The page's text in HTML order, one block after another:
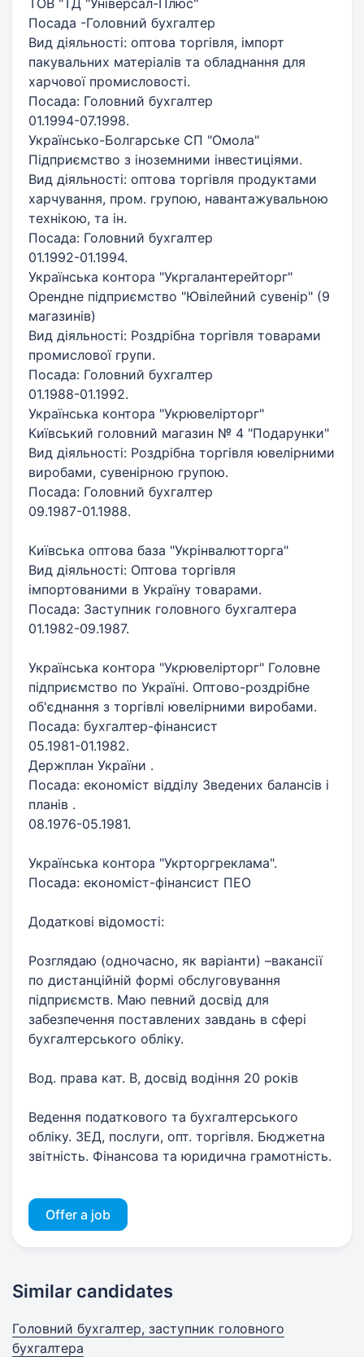
Посада -Головний бухгалтер
Вид діяльності: оптова торгівля, імпорт
пакувальних матеріалів та обладнання для
харчової промисловості.
Посада: Головний бухгалтер
01.1994-07.1998.
Українсько-Болгарське СП "Омола"
Підприємство з іноземними інвестиціями.
Вид діяльності: оптова торгівля продуктами
харчування, пром. групою, навантажувальною
технікою, та ін.
Посада: Головний бухгалтер
01.1992-01.1994.
Українська контора "Укргалантерейторг"
Орендне підприємство "Ювілейний сувенір" (9
магазинів)
Вид діяльності: Роздрібна торгівля товарами
промислової групи.
Посада: Головний бухгалтер
01.1988-01.1992.
Українська контора "Укрювелірторг"
Київський головний магазин № 4 "Подарунки"
Вид діяльності: Роздрібна торгівля ювелірними
виробами, сувенірною групою.
Посада: Головний бухгалтер
09.1987-01.1988.
Київська оптова база "Укрінвалютторга"
Вид діяльності: Оптова торгівля
імпортованими в Україну товарами.
Посада: Заступник головного бухгалтера
01.1982-09.1987.
Українська контора "Укрювелірторг" Головне
підприємство по Україні. Оптово-роздрібне
об'єднання з торгівлі ювелірними виробами.
Посада: бухгалтер-фінансист
05.1981-01.1982.
Держплан України .
Посада: економіст відділу Зведених балансів і
планів .
08.1976-05.1981.
Українська контора "Укрторгреклама".
Посада: економіст-фінансист ПЕО
Додаткові відомості:
Розглядаю (одночасно, як варіанти) –вакансії
по дистанційній формі обслуговування
підприємств. Маю певний досвід для
забезпечення поставлених завдань в сфері
бухгалтерського обліку.
Вод. права кат. В, досвід водіння 20 років
Ведення податкового та бухгалтерського
обліку. ЗЕД, послуги, опт. торгівля. Бюджетна
звітність. Фінансова та юридична грамотність.
Offer a job
Similar candidates
Головний бухгалтер, заступник головного
бухгалтера